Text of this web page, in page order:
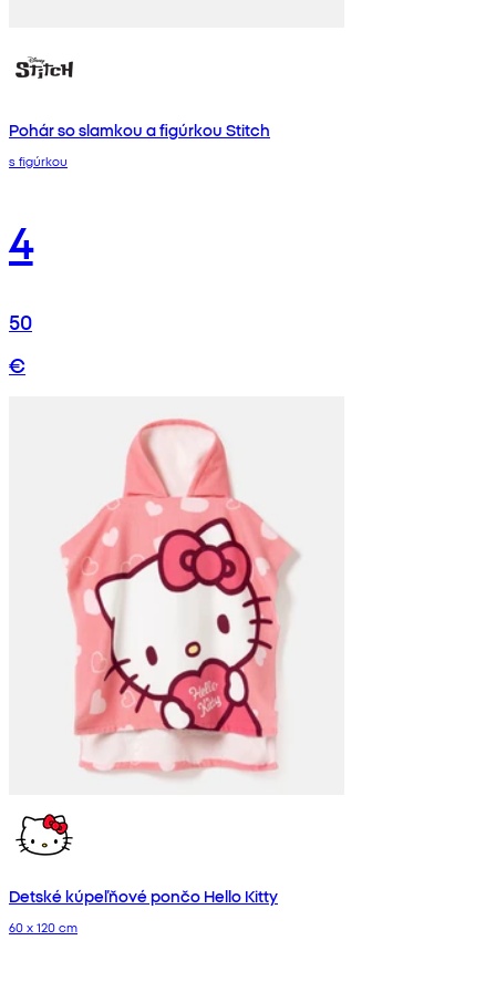
Pohár so slamkou a figúrkou Stitch
s figúrkou
4
50
€
Detské kúpeľňové pončo Hello Kitty
60 x 120 cm